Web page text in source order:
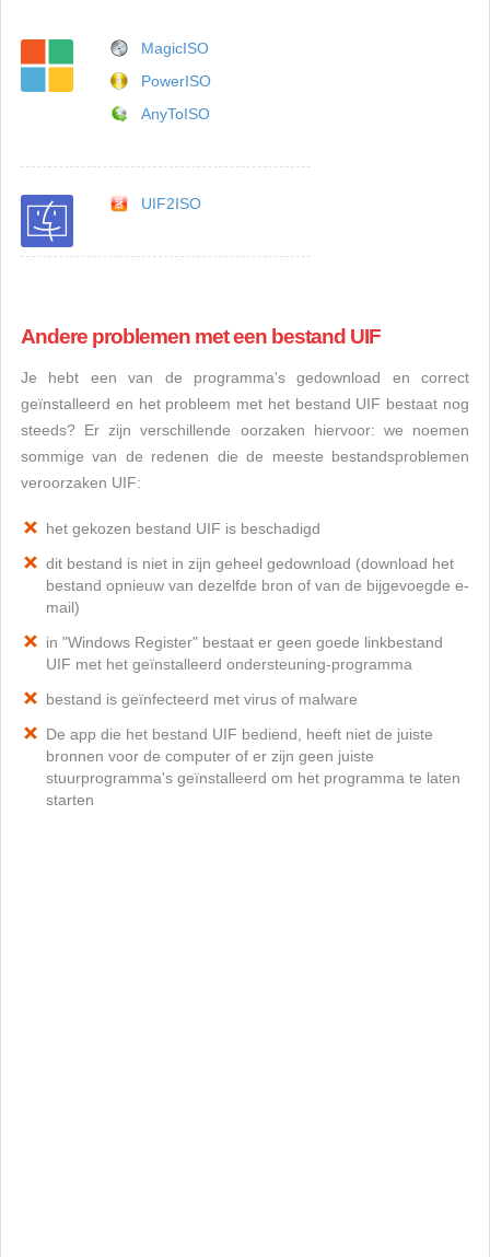
MagicISO
PowerISO
AnyToISO
UIF2ISO
Andere problemen met een bestand UIF
Je hebt een van de programma's gedownload en correct
geïnstalleerd en het probleem met het bestand UIF bestaat nog
steeds? Er zijn verschillende oorzaken hiervoor: we noemen
sommige van de redenen die de meeste bestandsproblemen
veroorzaken UIF:
het gekozen bestand UIF is beschadigd
dit bestand is niet in zijn geheel gedownload (download het
bestand opnieuw van dezelfde bron of van de bijgevoegde e-
mail)
in "Windows Register" bestaat er geen goede linkbestand
UIF met het geïnstalleerd ondersteuning-programma
bestand is geïnfecteerd met virus of malware
De app die het bestand UIF bediend, heeft niet de juiste
bronnen voor de computer of er zijn geen juiste
stuurprogramma's geïnstalleerd om het programma te laten
starten